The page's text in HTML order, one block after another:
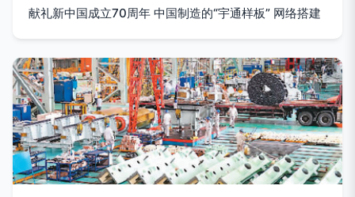
献礼新中国成立70周年 中国制造的“宇通样板” 网络搭建